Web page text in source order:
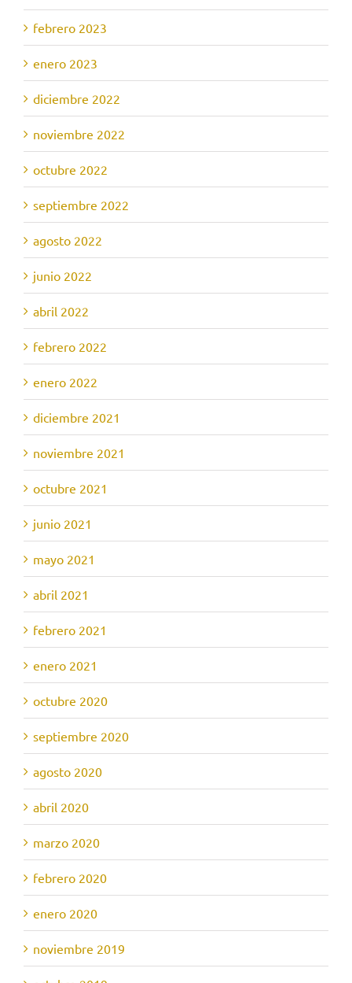
febrero 2023
enero 2023
diciembre 2022
noviembre 2022
octubre 2022
septiembre 2022
agosto 2022
junio 2022
abril 2022
febrero 2022
enero 2022
diciembre 2021
noviembre 2021
octubre 2021
junio 2021
mayo 2021
abril 2021
febrero 2021
enero 2021
octubre 2020
septiembre 2020
agosto 2020
abril 2020
marzo 2020
febrero 2020
enero 2020
noviembre 2019